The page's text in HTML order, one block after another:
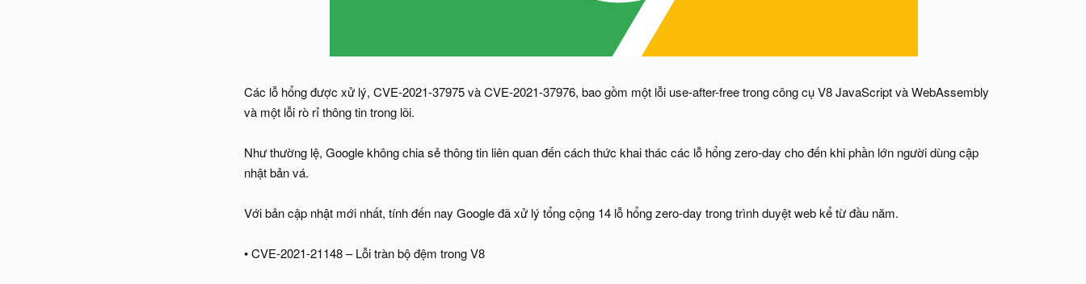
Các lỗ hổng được xử lý, CVE-2021-37975 và CVE-2021-37976, bao gồm một lỗi use-after-free trong công cụ V8 JavaScript và WebAssembly
và một lỗi rò rỉ thông tin trong lõi.
Như thường lệ, Google không chia sẻ thông tin liên quan đến cách thức khai thác các lỗ hổng zero-day cho đến khi phần lớn người dùng cập
nhật bản vá.
Với bản cập nhật mới nhất, tính đến nay Google đã xử lý tổng cộng 14 lỗ hổng zero-day trong trình duyệt web kể từ đầu năm.
• CVE-2021-21148 – Lỗi tràn bộ đệm trong V8